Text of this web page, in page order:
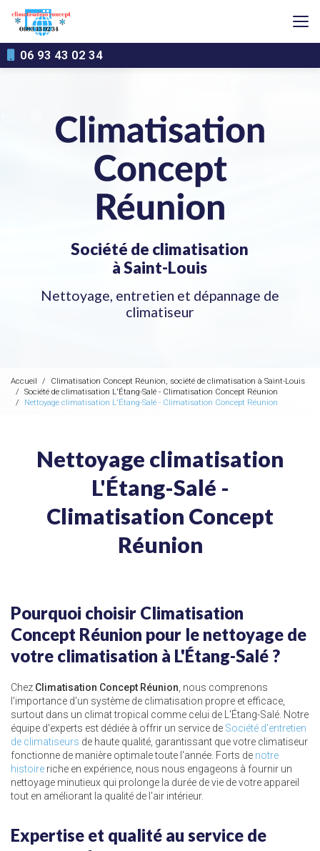
contenu
principal
06 93 43 02 34
Société de climatisation
à Saint-Louis
Nettoyage, entretien et dépannage de
climatiseur
Accueil
Climatisation Concept Réunion, société de climatisation à Saint-Louis
Société de climatisation L'Étang-Salé - Climatisation Concept Réunion
Nettoyage climatisation L'Étang-Salé - Climatisation Concept Réunion
Nettoyage climatisation
L'Étang-Salé -
Climatisation Concept
Réunion
Pourquoi choisir Climatisation
Concept Réunion pour le nettoyage de
votre climatisation à L'Étang-Salé ?
Chez Climatisation Concept Réunion , nous comprenons
l'importance d'un système de climatisation propre et efficace,
surtout dans un climat tropical comme celui de L'Étang-Salé. Notre
équipe d'experts est dédiée à offrir un service de Société d'entretien
de climatiseurs de haute qualité, garantissant que votre climatiseur
fonctionne de manière optimale toute l'année. Forts de notre
histoire riche en expérience, nous nous engageons à fournir un
nettoyage minutieux qui prolonge la durée de vie de votre appareil
tout en améliorant la qualité de l'air intérieur.
Expertise et qualité au service de